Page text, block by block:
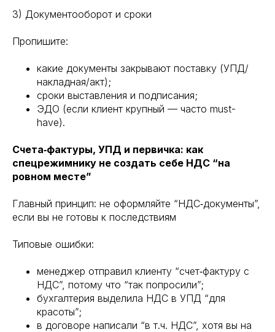
3) Документооборот и сроки
Пропишите:
какие документы закрывают поставку (УПД/
накладная/акт);
сроки выставления и подписания;
ЭДО (если клиент крупный — часто must-
have).
Счета‑фактуры, УПД и первичка: как
спецрежимнику не создать себе НДС “на
ровном месте”
Главный принцип: не оформляйте “НДС‑документы”,
если вы не готовы к последствиям
Типовые ошибки:
менеджер отправил клиенту “счет‑фактуру с
НДС”, потому что “так попросили”;
бухгалтерия выделила НДС в УПД “для
красоты”;
в договоре написали “в т.ч. НДС”, хотя вы на